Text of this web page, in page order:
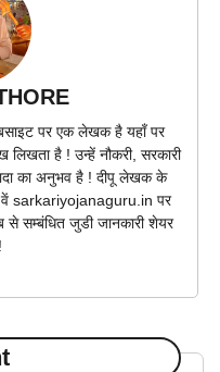
पर एक लेखक है यहाँ पर
है ! उन्हें नौकरी, सरकारी
का अनुभव है ! दीपू लेखक के
वें sarkariyojanaguru.in पर
सम्बंधित जुडी जानकारी शेयर